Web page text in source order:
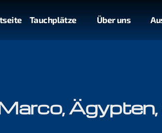
Tauchplätze Über uns